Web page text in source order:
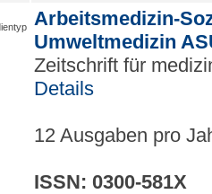
Arbeitsmedizin-
Umweltmedizin
Zeitschrift für
Details
12 Ausgaben pro
ISSN: 0300-581X